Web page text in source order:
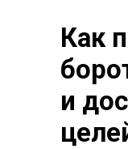
Как
и